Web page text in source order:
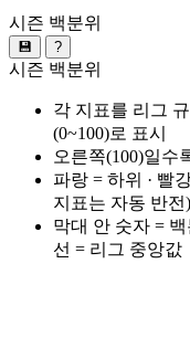
시즌 백분위
💾 ?
시즌 백분위
각 지표를 리그
(0~100)로 표시
오른쪽(100)일수
파랑 = 하위 · 빨
지표는 자동 반전)
막대 안 숫자 =
선 = 리그 중앙값